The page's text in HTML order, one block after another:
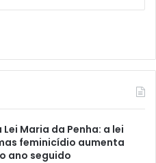
Maria da Penha: a lei
feminicídio aumenta
ano seguido